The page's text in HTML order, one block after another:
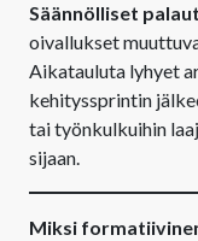
Säännölliset
oivallukset
Aikatauluta lyhyet
kehityssprintin
tai työnkulkuihin
sijaan.
Miksi